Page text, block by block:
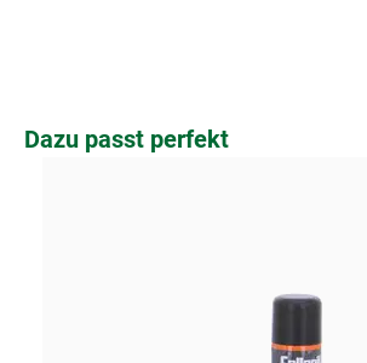
Produktgalerie überspringen
Dazu passt perfekt